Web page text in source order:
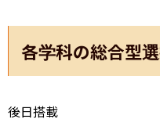
各学科の総合型
後日搭載